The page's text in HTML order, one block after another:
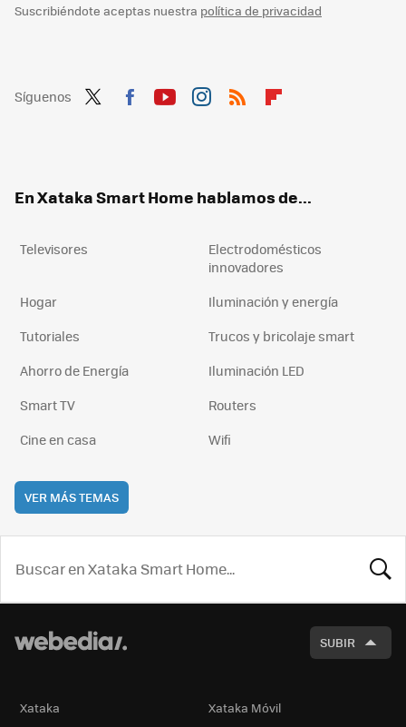
Suscribiéndote aceptas nuestra política de privacidad
Síguenos
En Xataka Smart Home hablamos de...
Televisores
Electrodomésticos
innovadores
Hogar
Iluminación y energía
Tutoriales
Trucos y bricolaje smart
Ahorro de Energía
Iluminación LED
Smart TV
Routers
Cine en casa
Wifi
VER MÁS TEMAS
SUBIR
Xataka Xataka Móvil